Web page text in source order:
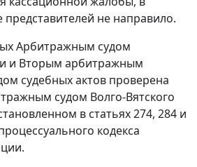
представителей не направило.
Арбитражным судом
и Вторым арбитражным
судебных актов проверена
судом Волго-Вятского
в статьях 274, 284 и
кодекса